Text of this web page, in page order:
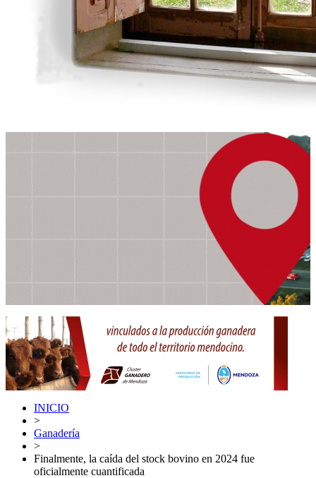
INICIO
>
Ganadería
>
Finalmente, la caída del stock bovino en 2024 fue
oficialmente cuantificada